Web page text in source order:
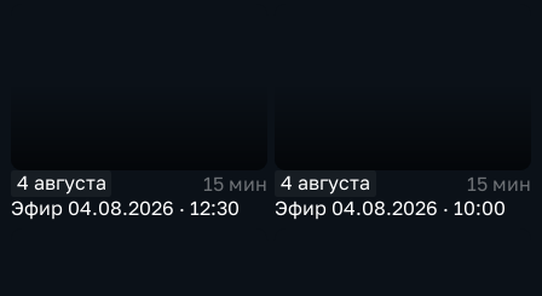
4 августа
15 мин
Эфир 04.08.2026 · 12:30
4 августа
15 мин
Эфир 04.08.2026 · 10:00